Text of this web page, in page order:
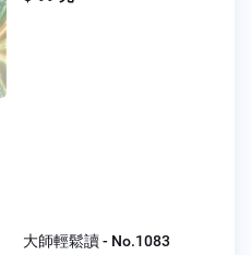
大師輕鬆讀 - No.1083